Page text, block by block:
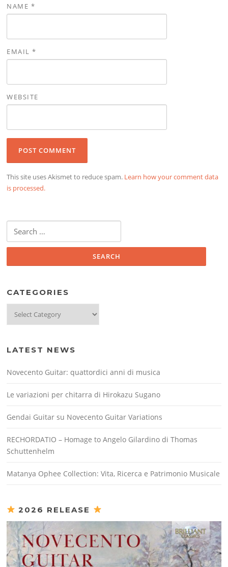
NAME *
EMAIL*
WEBSITE
This site uses Akismet to reduce spam. Learn how your comment data
is processed.
for:
CATEGORIES
LATEST NEWS
Novecento Guitar: quattordici anni di musica
Le variazioni per chitarra di Hirokazu Sugano
Gendai Guitar su Novecento Guitar Variations
RECHORDATIO – Homage to Angelo Gilardino di Thomas
Schuttenhelm
Matanya Ophee Collection: Vita, Ricerca e Patrimonio Musicale
2026 RELEASE